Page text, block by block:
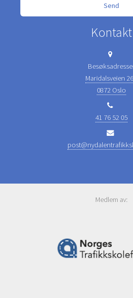
Kontakt
Maridalsveien
0872 Oslo
41 76 52 05
Medlem av: